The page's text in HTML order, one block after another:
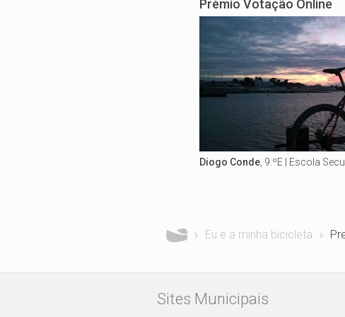
Prémio Votação Online
Diogo Conde , 9.ºE | Escola
Eu e a minha bicicleta
Sites Municipais